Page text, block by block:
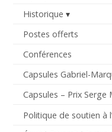
Historique
Postes offerts
Conférences
Capsules Gabriel-
Capsules – Prix
Politique de soutien à